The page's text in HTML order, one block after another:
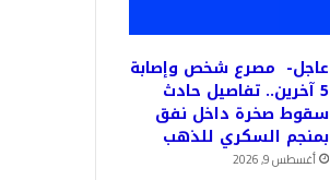
عاجل- مصرع شخص وإصابة
5 آخرين.. تفاصيل حادث
سقوط صخرة داخل نفق
بمنجم السكري للذهب
أغسطس 9, 2026